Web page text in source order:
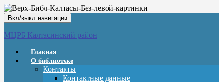
Вкл/выкл навигации
МЦРБ Калтасинский район
Главная
О библиотеке
Контакты
Контактные данные